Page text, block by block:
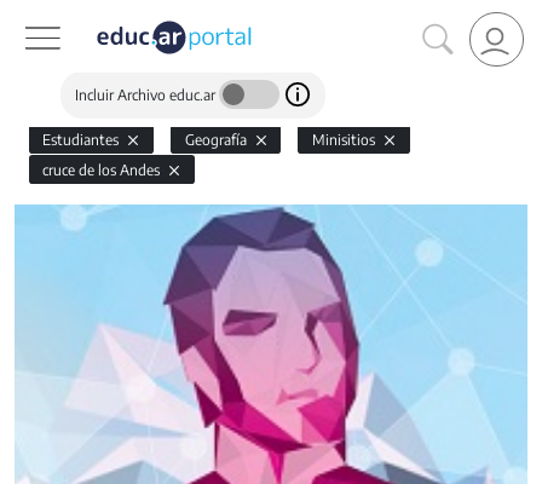
Incluir Archivo educ.ar
Estudiantes Geografía
Minisitios
cruce de los Andes